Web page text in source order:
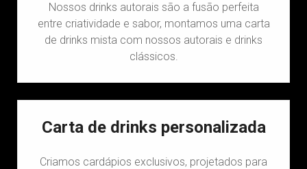
Nossos drinks autorais são a fusão perfeita
entre criatividade e sabor, montamos uma carta
de drinks mista com nossos autorais e drinks
clássicos.
Carta de drinks personalizada
Criamos cardápios exclusivos, projetados para